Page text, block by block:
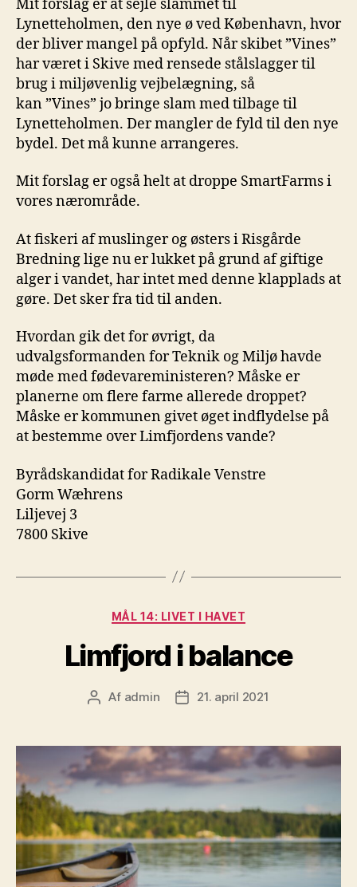
Mit forslag er at sejle slammet til
Lynetteholmen, den nye ø ved København, hvor
der bliver mangel på opfyld. Når skibet ”Vines”
har været i Skive med rensede stålslagger til
brug i miljøvenlig vejbelægning, så
kan ”Vines” jo bringe slam med tilbage til
Lynetteholmen. Der mangler de fyld til den nye
bydel. Det må kunne arrangeres.
Mit forslag er også helt at droppe SmartFarms i
vores nærområde.
At fiskeri af muslinger og østers i Risgårde
Bredning lige nu er lukket på grund af giftige
alger i vandet, har intet med denne klapplads at
gøre. Det sker fra tid til anden.
Hvordan gik det for øvrigt, da
udvalgsformanden for Teknik og Miljø havde
møde med fødevareministeren? Måske er
planerne om flere farme allerede droppet?
Måske er kommunen givet øget indflydelse på
at bestemme over Limfjordens vande?
Byrådskandidat for Radikale Venstre
Gorm Wæhrens
Liljevej 3
7800 Skive
Kategorier
MÅL 14: LIVET I HAVET
Limfjord i balance
Indlægsforfatter
Af admin Indlægsdato
21. april 2021